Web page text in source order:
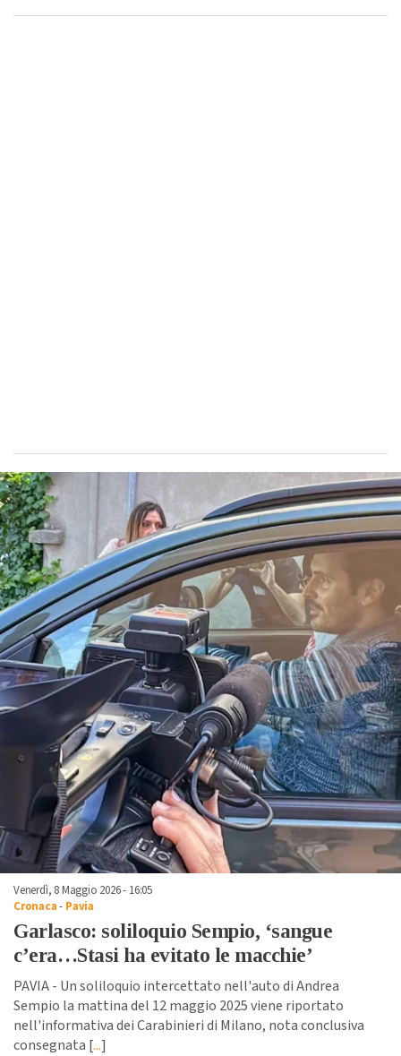
Venerdì, 8 Maggio 2026 - 16:05
Cronaca- Pavia
Garlasco: soliloquio Sempio, ‘sangue
c’era…Stasi ha evitato le macchie’
PAVIA - Un soliloquio intercettato nell'auto di Andrea
Sempio la mattina del 12 maggio 2025 viene riportato
nell'informativa dei Carabinieri di Milano, nota conclusiva
consegnata [...]